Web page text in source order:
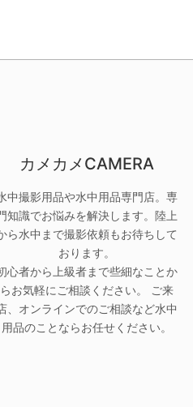
カメカメCAMERA
中撮影用品や水中用品専門店。専
知識でお悩みを解決します。陸上
ら水中まで撮影依頼もお待ちして
おります。
心者から上級者まで些細なことか
らお気軽にご相談ください。 ご来
、オンラインでのご相談など水中
用品のことならお任せください。